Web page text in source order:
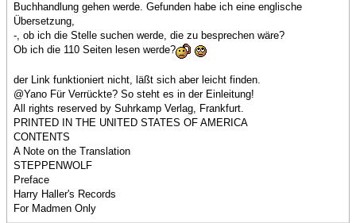
Buchhandlung gehen werde. Gefunden habe ich eine englische
Übersetzung,
-, ob ich die Stelle suchen werde, die zu besprechen wäre?
Ob ich die 110 Seiten lesen werde?
der Link funktioniert nicht, läßt sich aber leicht finden.
@Yano Für Verrückte? So steht es in der Einleitung!
All rights reserved by Suhrkamp Verlag, Frankfurt.
PRINTED IN THE UNITED STATES OF AMERICA
CONTENTS
A Note on the Translation
STEPPENWOLF
Preface
Harry Haller's Records
For Madmen Only